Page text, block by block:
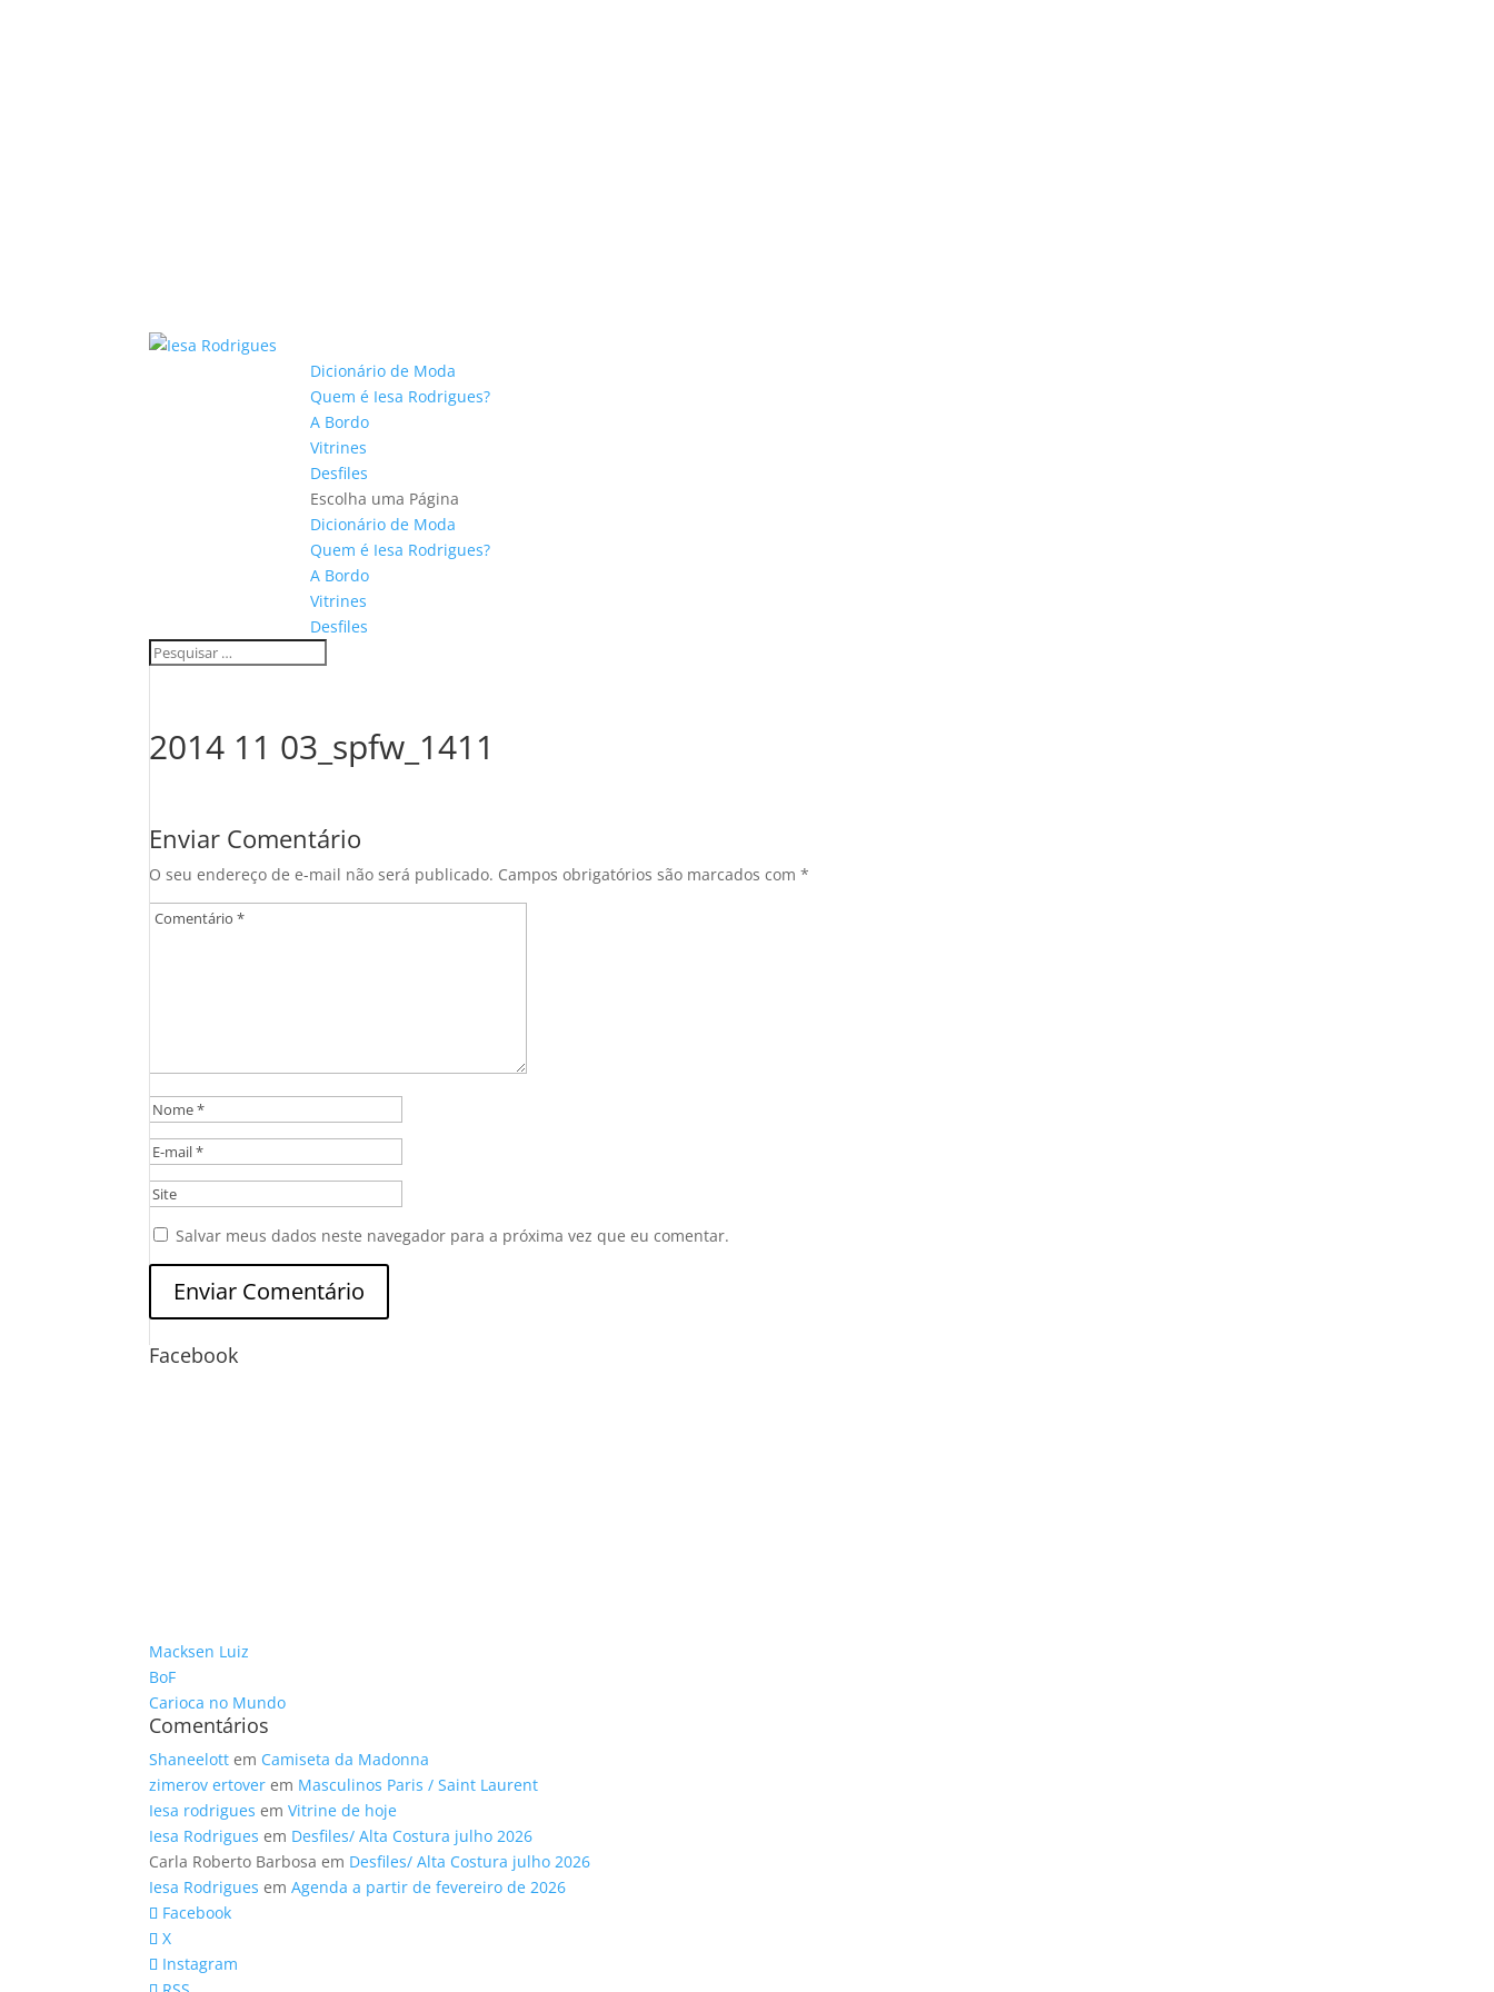
Dicionário de Moda
Quem é Iesa Rodrigues?
A Bordo
Vitrines
Desfiles
Escolha uma Página
Dicionário de Moda
Quem é Iesa Rodrigues?
A Bordo
Vitrines
Desfiles
2014 11 03_spfw_1411
Enviar Comentário
O seu endereço de e-mail não será publicado. Campos obrigatórios são marcados com*
Salvar meus dados neste navegador para a próxima vez que eu comentar.
Facebook
Macksen Luiz
BoF
Carioca no Mundo
Comentários
Shaneelott em Camiseta da Madonna
zimerov ertover em Masculinos Paris / Saint Laurent
Iesa rodrigues emVitrine de hoje
Iesa Rodrigues em Desfiles/ Alta Costura julho 2026
Carla Roberto Barbosa em Desfiles/ Alta Costura julho 2026
Iesa Rodrigues emAgenda a partir de fevereiro de 2026
Facebook
X
Instagram